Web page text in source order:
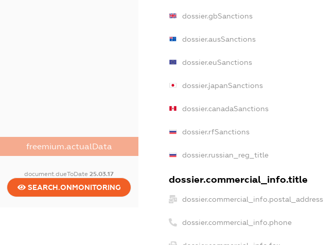
freemium.actualData
document.dueToDate25.03.17
SEARCH.ONMONITORING
dossier.gbSanctions
dossier.ausSanctions
dossier.euSanctions
dossier.japanSanctions
dossier.canadaSanctions
dossier.rfSanctions
dossier.russian_reg_title
dossier.commercial_info.title
dossier.commercial_info.postal_address
dossier.commercial_info.phone